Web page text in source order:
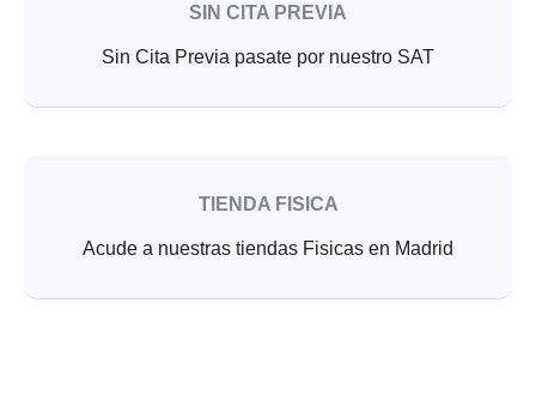
SIN CITA PREVIA
Sin Cita Previa pasate por nuestro SAT
TIENDA FISICA
Acude a nuestras tiendas Fisicas en Madrid